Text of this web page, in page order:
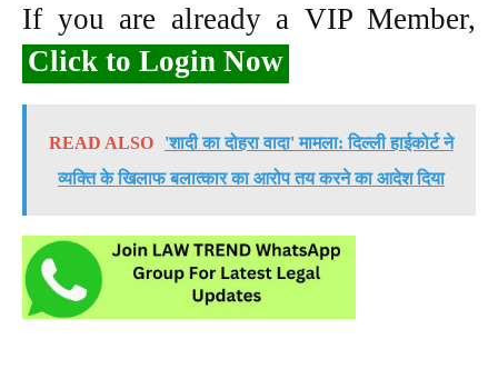
If you are already a VIP Member,
Click to Login Now
READ ALSO
'शादी का दोहरा वादा' मामला: दिल्ली हाईकोर्ट ने
व्यक्ति के खिलाफ बलात्कार का आरोप तय करने का आदेश दिया